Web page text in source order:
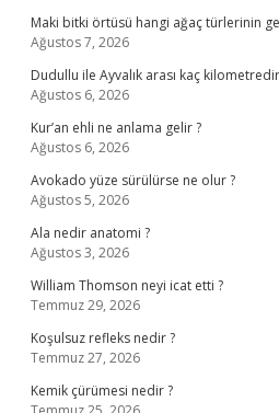
Maki bitki örtüsü hangi ağaç türlerinin
Ağustos 7, 2026
Dudullu ile Ayvalık arası kaç
Ağustos 6, 2026
Kur’an ehli ne anlama gelir ?
Ağustos 6, 2026
Avokado yüze sürülürse ne olur ?
Ağustos 5, 2026
Ala nedir anatomi ?
Ağustos 3, 2026
William Thomson neyi icat etti ?
Temmuz 29, 2026
Koşulsuz refleks nedir ?
Temmuz 27, 2026
Kemik çürümesi nedir ?